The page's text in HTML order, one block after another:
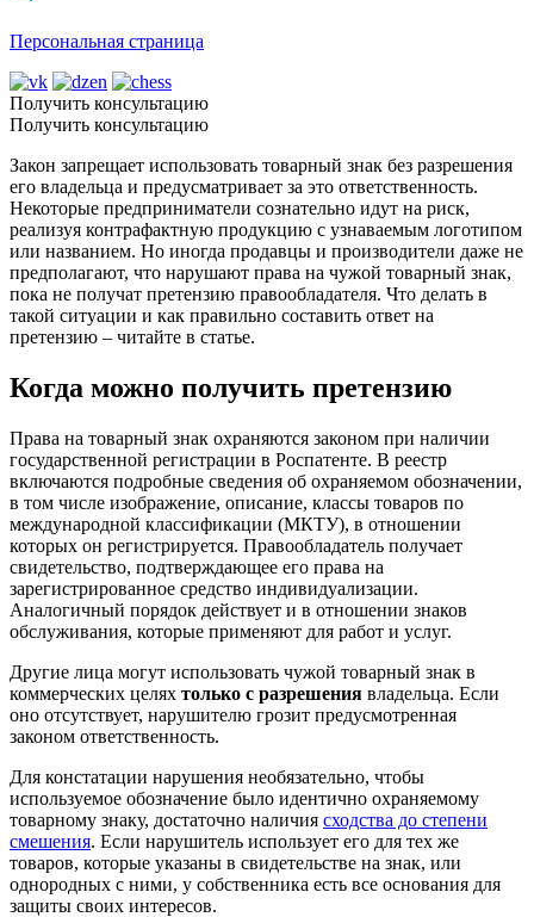
Персональная страница
Получить консультацию
Получить консультацию
Закон запрещает использовать товарный знак без разрешения
его владельца и предусматривает за это ответственность.
Некоторые предприниматели сознательно идут на риск,
реализуя контрафактную продукцию с узнаваемым логотипом
или названием. Но иногда продавцы и производители даже не
предполагают, что нарушают права на чужой товарный знак,
пока не получат претензию правообладателя. Что делать в
такой ситуации и как правильно составить ответ на
претензию – читайте в статье.
Когда можно получить претензию
Права на товарный знак охраняются законом при наличии
государственной регистрации в Роспатенте. В реестр
включаются подробные сведения об охраняемом обозначении,
в том числе изображение, описание, классы товаров по
международной классификации (МКТУ), в отношении
которых он регистрируется. Правообладатель получает
свидетельство, подтверждающее его права на
зарегистрированное средство индивидуализации.
Аналогичный порядок действует и в отношении знаков
обслуживания, которые применяют для работ и услуг.
Другие лица могут использовать чужой товарный знак в
коммерческих целях только с разрешения владельца. Если
оно отсутствует, нарушителю грозит предусмотренная
законом ответственность.
Для констатации нарушения необязательно, чтобы
используемое обозначение было идентично охраняемому
товарному знаку, достаточно наличия сходства до степени
смешения. Если нарушитель использует его для тех же
товаров, которые указаны в свидетельстве на знак, или
однородных с ними, у собственника есть все основания для
защиты своих интересов.